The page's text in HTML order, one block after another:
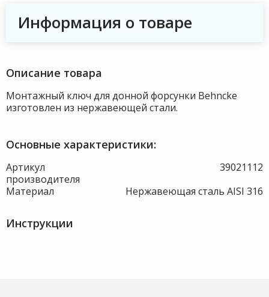
Информация о товаре
Описание товара
Монтажный ключ для донной форсунки Behncke
изготовлен из нержавеющей стали.
Основные характеристики:
Артикул
производителя
39021112
Материал
Нержавеющая сталь AISI 316
Инструкции